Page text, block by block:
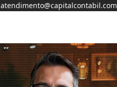
atendimento@capitalcontabil.com